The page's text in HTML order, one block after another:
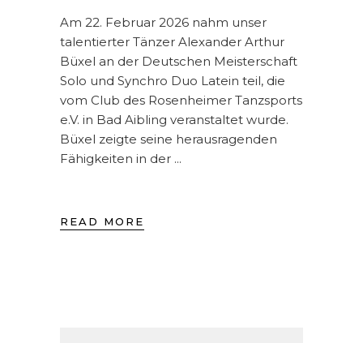
Am 22. Februar 2026 nahm unser
talentierter Tänzer Alexander Arthur
Büxel an der Deutschen Meisterschaft
Solo und Synchro Duo Latein teil, die
vom Club des Rosenheimer Tanzsports
e.V. in Bad Aibling veranstaltet wurde.
Büxel zeigte seine herausragenden
Fähigkeiten in der
READ MORE